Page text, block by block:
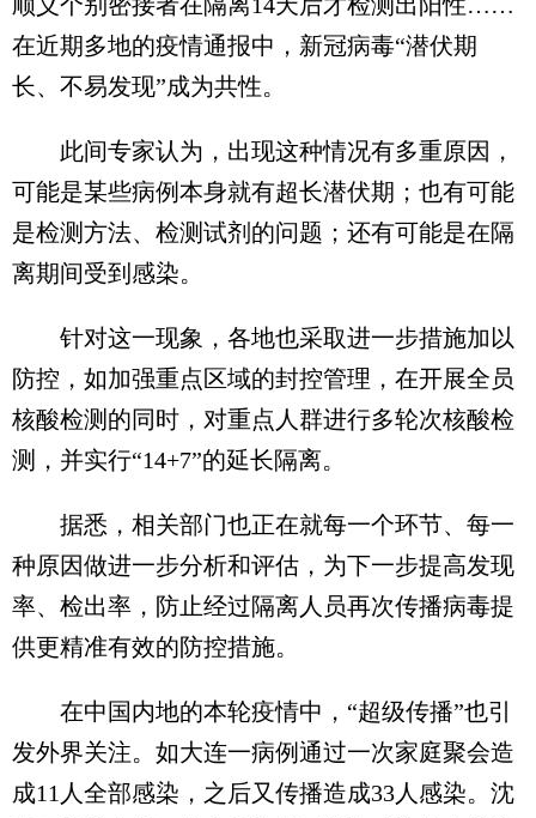
在近期多地的疫情通报中，新冠病毒“潜伏期
长、不易发现”成为共性。
此间专家认为，出现这种情况有多重原因，
可能是某些病例本身就有超长潜伏期；也有可能
是检测方法、检测试剂的问题；还有可能是在隔
离期间受到感染。
针对这一现象，各地也采取进一步措施加以
防控，如加强重点区域的封控管理，在开展全员
核酸检测的同时，对重点人群进行多轮次核酸检
测，并实行“14+7”的延长隔离。
据悉，相关部门也正在就每一个环节、每一
种原因做进一步分析和评估，为下一步提高发现
率、检出率，防止经过隔离人员再次传播病毒提
供更精准有效的防控措施。
在中国内地的本轮疫情中，“超级传播”也引
发外界关注。如大连一病例通过一次家庭聚会造
成11人全部感染，之后又传播造成33人感染。沈